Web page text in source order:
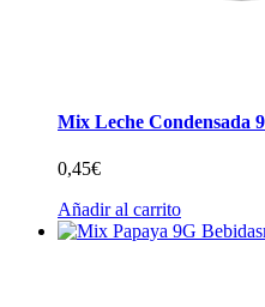
Mix Leche Condensada
0,45€
Añadir al carrito